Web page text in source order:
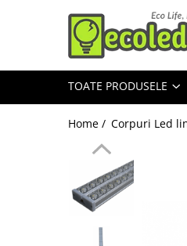
Toate Produsele
Surse de iluminat
Surse de iluminat
Bec incandescent (Clasic)
Becuri Led
Becuri & lampi led cu fasung
TOATE PRODUSELE
Home / Corpuri Led